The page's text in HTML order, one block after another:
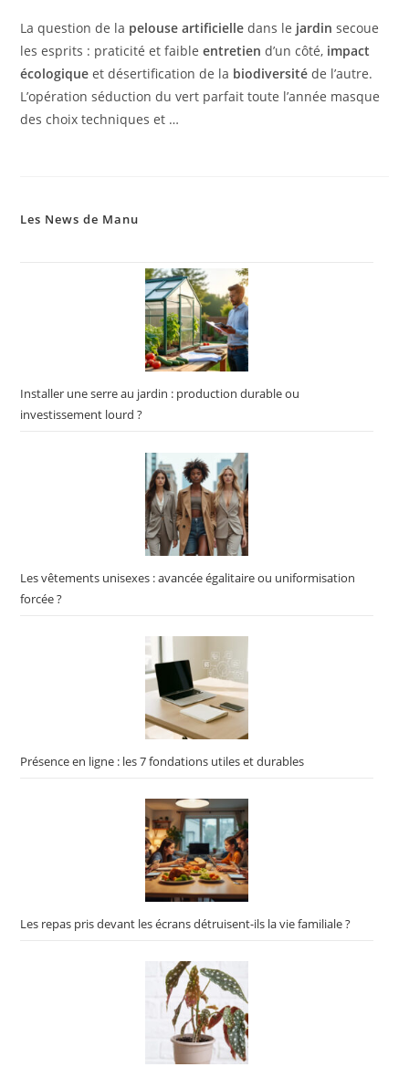
La question de la pelouse artificielle dans le jardin secoue
les esprits : praticité et faibleentretien d’un côté, impact
écologique et désertification de la biodiversité de l’autre.
L’opération séduction du vert parfait toute l’année masque
des choix techniques et …
Les News de Manu
Installer une serre au jardin : production durable ou
investissement lourd ?
Les vêtements unisexes : avancée égalitaire ou uniformisation
forcée ?
Présence en ligne : les 7 fondations utiles et durables
Les repas pris devant les écrans détruisent-ils la vie familiale ?